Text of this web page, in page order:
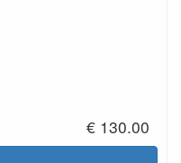
€ 130.00